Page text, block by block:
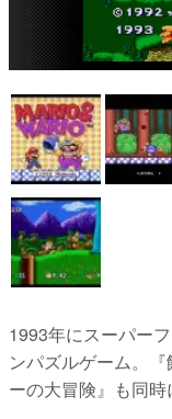
カテゴリ
マンガ
女性向け
アプリレビュー
その他
運営：株式会社マレ
1993年にスーパー
ンパズルゲーム。
ーの大冒険』も同時